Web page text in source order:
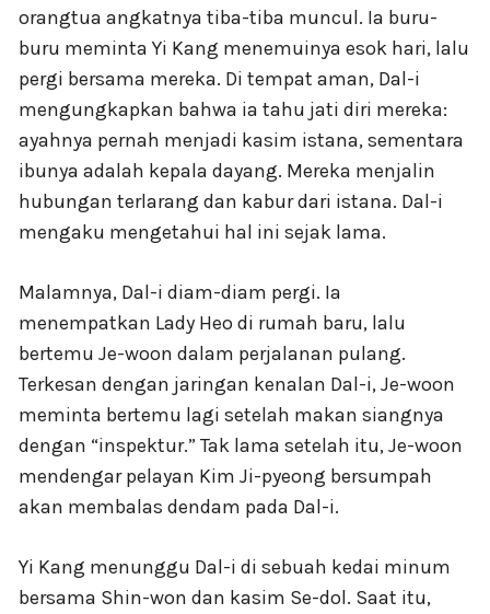
orangtua angkatnya tiba-tiba muncul. Ia buru-
buru meminta Yi Kang menemuinya esok hari, lalu
pergi bersama mereka. Di tempat aman, Dal-i
mengungkapkan bahwa ia tahu jati diri mereka:
ayahnya pernah menjadi kasim istana, sementara
ibunya adalah kepala dayang. Mereka menjalin
hubungan terlarang dan kabur dari istana. Dal-i
mengaku mengetahui hal ini sejak lama.
Malamnya, Dal-i diam-diam pergi. Ia
menempatkan Lady Heo di rumah baru, lalu
bertemu Je-woon dalam perjalanan pulang.
Terkesan dengan jaringan kenalan Dal-i, Je-woon
meminta bertemu lagi setelah makan siangnya
dengan “inspektur.” Tak lama setelah itu, Je-woon
mendengar pelayan Kim Ji-pyeong bersumpah
akan membalas dendam pada Dal-i.
Yi Kang menunggu Dal-i di sebuah kedai minum
bersama Shin-won dan kasim Se-dol. Saat itu,